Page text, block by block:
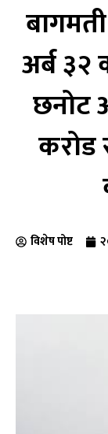
अर्ब ३२
छनोट
करोड
विशेष पोष्ट